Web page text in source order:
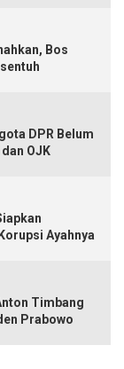
Bos
DPR Belum
OJK
Ayahnya
Timbang
Prabowo